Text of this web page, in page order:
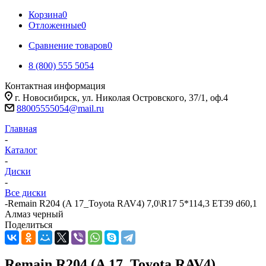
Корзина0
Отложенные0
Сравнение товаров0
8 (800) 555 5054
Контактная информация
г. Новосибирск, ул. Николая Островского, 37/1, оф.4
88005555054@mail.ru
Главная
-
Каталог
-
Диски
-
Все диски
-Remain R204 (A 17_Toyota RAV4) 7,0\R17 5*114,3 ET39 d60,1
Алмаз черный
Поделиться